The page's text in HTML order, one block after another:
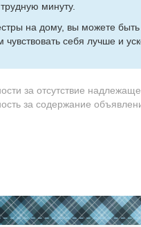
ми­ну­ту.
на до­му, вы мо­же­те
се­бя луч­ше и
за отсутствие
за содержание